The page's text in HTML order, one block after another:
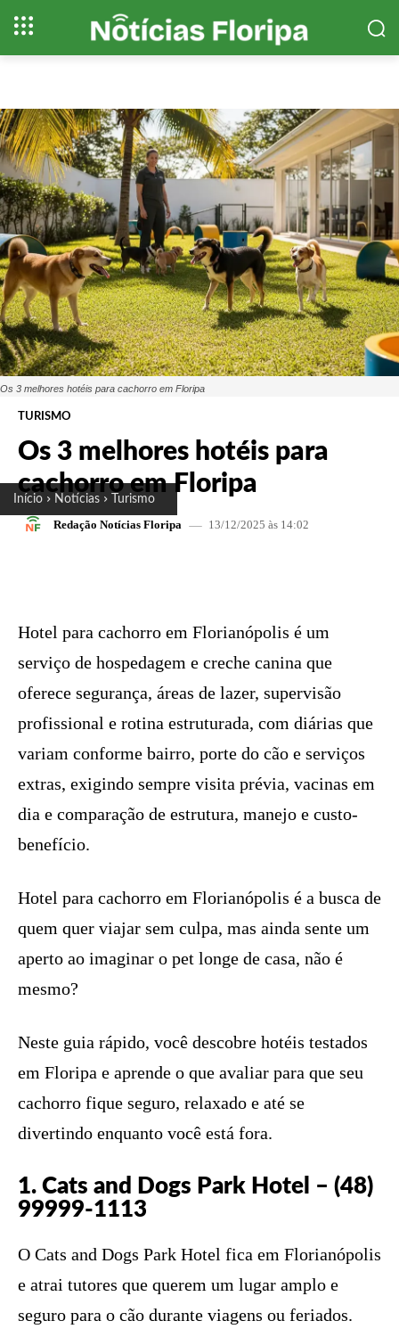
Início Notícias Turismo
Os 3 melhores hotéis para cachorro em Floripa
TURISMO
Os 3 melhores hotéis para
cachorro em Floripa
Redação Notícias Floripa 13/12/2025 às 14:02
Hotel para cachorro em Florianópolis é um
serviço de hospedagem e creche canina que
oferece segurança, áreas de lazer, supervisão
profissional e rotina estruturada, com diárias que
variam conforme bairro, porte do cão e serviços
extras, exigindo sempre visita prévia, vacinas em
dia e comparação de estrutura, manejo e custo-
benefício.
Hotel para cachorro em Florianópolis é a busca de
quem quer viajar sem culpa, mas ainda sente um
aperto ao imaginar o pet longe de casa, não é
mesmo?
Neste guia rápido, você descobre hotéis testados
em Floripa e aprende o que avaliar para que seu
cachorro fique seguro, relaxado e até se
divertindo enquanto você está fora.
1. Cats and Dogs Park Hotel – (48)
99999-1113
O Cats and Dogs Park Hotel fica em Florianópolis
e atrai tutores que querem um lugar amplo e
seguro para o cão durante viagens ou feriados.